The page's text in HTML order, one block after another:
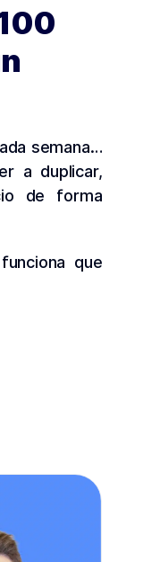
semana…
a duplicar,
de forma
que